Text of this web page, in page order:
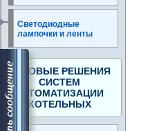
Светодиодные
лампочки и ленты
ГОТОВЫЕ РЕШЕНИЯ
СИСТЕМ
АВТОМАТИЗАЦИИ
КОТЕЛЬНЫХ